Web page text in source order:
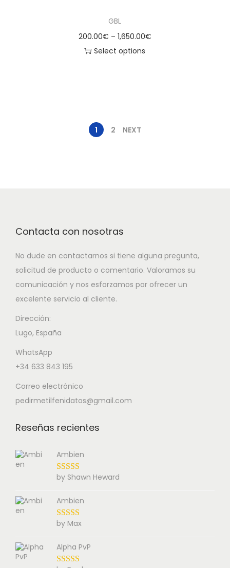
GBL
200.00€ – 1,650.00€
Select options
1 2 NEXT
Contacta con nosotras
No dude en contactarnos si tiene alguna pregunta,
solicitud de producto o comentario. Valoramos su
comunicación y nos esforzamos por ofrecer un
excelente servicio al cliente.
Dirección:
Lugo, España
WhatsApp
+34 633 843 195
Correo electrónico
pedirmetilfenidatos@gmail.com
Reseñas recientes
Ambien
by Shawn Heward
Ambien
by Max
Alpha PvP